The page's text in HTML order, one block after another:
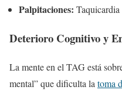
Palpitaciones: Taquicardia
Deterioro Cognitivo y
La mente en el TAG está
mental” que dificulta la toma